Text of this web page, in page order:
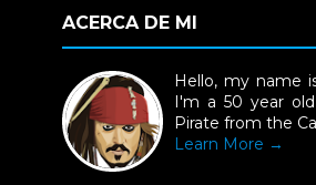
ACERCA DE MI
Hello, my name
I'm a 50 year
Pirate from the
Learn More →